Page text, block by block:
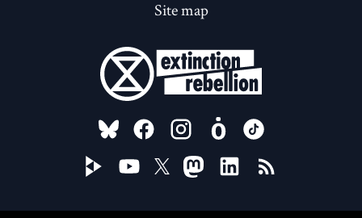
Site map
FOLLOW US ON